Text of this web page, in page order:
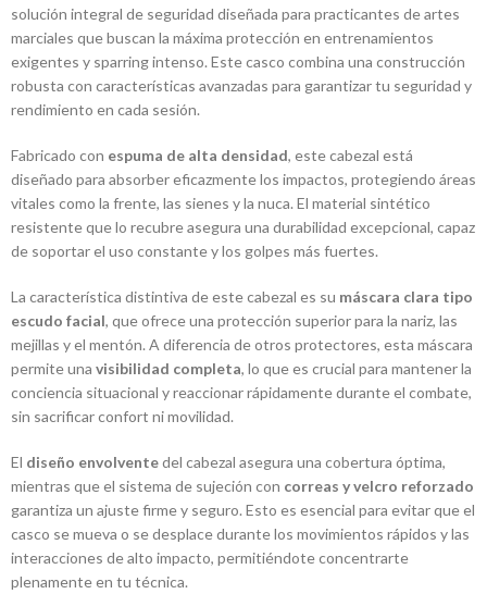
solución integral de seguridad diseñada para practicantes de artes
marciales que buscan la máxima protección en entrenamientos
exigentes y sparring intenso. Este casco combina una construcción
robusta con características avanzadas para garantizar tu seguridad y
rendimiento en cada sesión.
Fabricado con espuma de alta densidad, este cabezal está
diseñado para absorber eficazmente los impactos, protegiendo áreas
vitales como la frente, las sienes y la nuca. El material sintético
resistente que lo recubre asegura una durabilidad excepcional, capaz
de soportar el uso constante y los golpes más fuertes.
La característica distintiva de este cabezal es su máscara clara tipo
escudo facial, que ofrece una protección superior para la nariz, las
mejillas y el mentón. A diferencia de otros protectores, esta máscara
permite una visibilidad completa, lo que es crucial para mantener la
conciencia situacional y reaccionar rápidamente durante el combate,
sin sacrificar confort ni movilidad.
El diseño envolventedel cabezal asegura una cobertura óptima,
mientras que el sistema de sujeción con correas y velcro reforzado
garantiza un ajuste firme y seguro. Esto es esencial para evitar que el
casco se mueva o se desplace durante los movimientos rápidos y las
interacciones de alto impacto, permitiéndote concentrarte
plenamente en tu técnica.